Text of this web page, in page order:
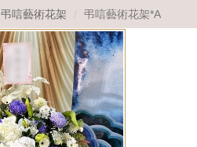
弔唁藝術花架 弔唁藝術花架*A